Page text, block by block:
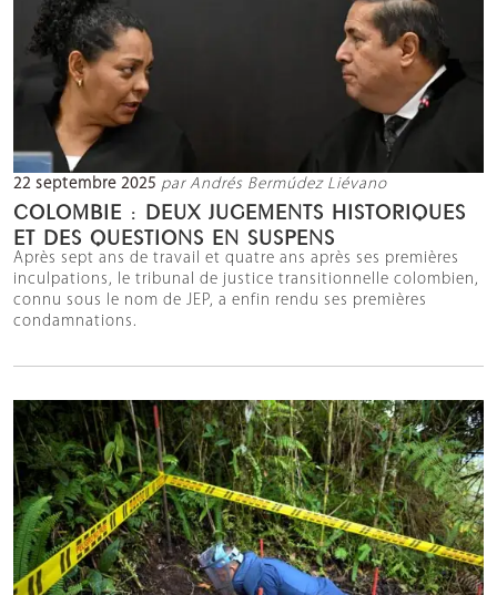
22 septembre 2025 par Andrés Bermúdez Liévano
COLOMBIE : DEUX JUGEMENTS HISTORIQUES
ET DES QUESTIONS EN SUSPENS
Après sept ans de travail et quatre ans après ses premières
inculpations, le tribunal de justice transitionnelle colombien,
connu sous le nom de JEP, a enfin rendu ses premières
condamnations.